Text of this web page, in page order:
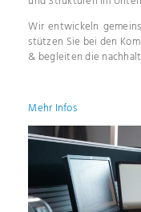
Wir entwickeln
stützen Sie bei den
& begleiten die
Mehr Infos